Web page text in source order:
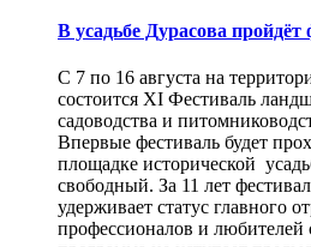
В усадьбе Дурасова пройдёт
С 7 по 16 августа на
состоится XI Фестиваль
садоводства и
Впервые фестиваль будет
площадке исторической
свободный. За 11 лет
удерживает статус главного
профессионалов и любителей